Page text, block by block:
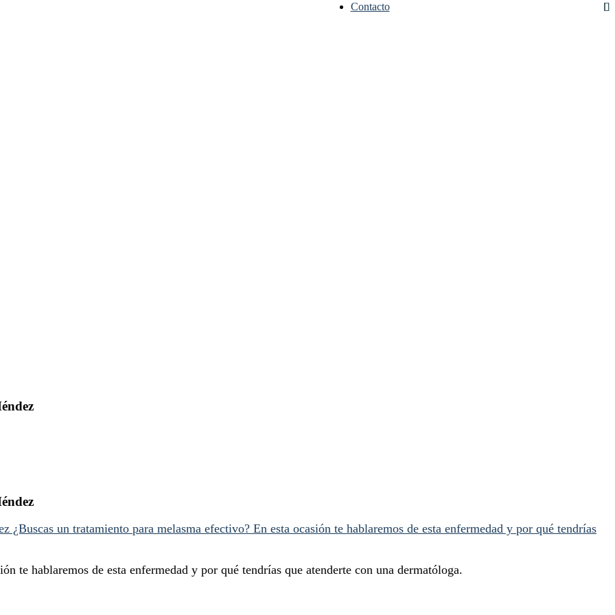
Contacto
te hablaremos de esta enfermedad y por qué tendrías que atenderte con una dermatóloga.